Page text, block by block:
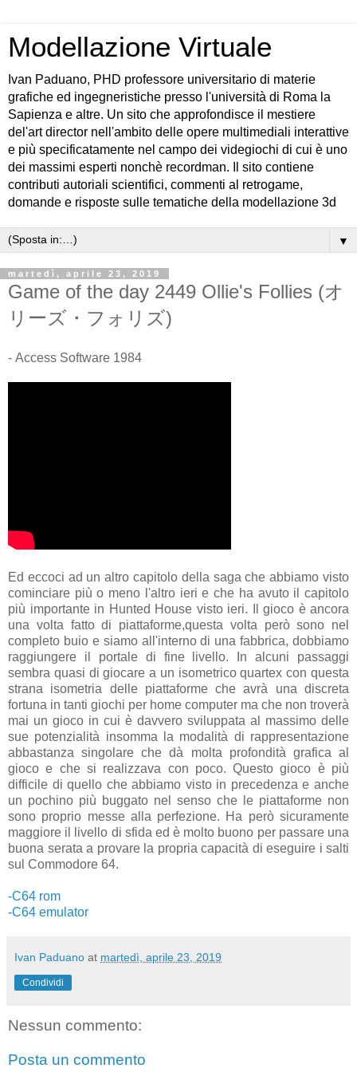
Modellazione Virtuale
Ivan Paduano, PHD professore universitario di materie
grafiche ed ingegneristiche presso l'università di Roma la
Sapienza e altre. Un sito che approfondisce il mestiere
del'art director nell'ambito delle opere multimediali interattive
e più specificatamente nel campo dei videgiochi di cui è uno
dei massimi esperti nonchè recordman. Il sito contiene
contributi autoriali scientifici, commenti al retrogame,
domande e risposte sulle tematiche della modellazione 3d
▼
martedì, aprile 23, 2019
Game of the day 2449 Ollie's Follies (オ
リーズ・フォリズ)
- Access Software 1984
Ed eccoci ad un altro capitolo della saga che abbiamo visto
cominciare più o meno l'altro ieri e che ha avuto il capitolo
più importante in Hunted House visto ieri. Il gioco è ancora
una volta fatto di piattaforme,questa volta però sono nel
completo buio e siamo all'interno di una fabbrica, dobbiamo
raggiungere il portale di fine livello. In alcuni passaggi
sembra quasi di giocare a un isometrico quartex con questa
strana isometria delle piattaforme che avrà una discreta
fortuna in tanti giochi per home computer ma che non troverà
mai un gioco in cui è davvero sviluppata al massimo delle
sue potenzialità insomma la modalità di rappresentazione
abbastanza singolare che dà molta profondità grafica al
gioco e che si realizzava con poco. Questo gioco è più
difficile di quello che abbiamo visto in precedenza e anche
un pochino più buggato nel senso che le piattaforme non
sono proprio messe alla perfezione. Ha però sicuramente
maggiore il livello di sfida ed è molto buono per passare una
buona serata a provare la propria capacità di eseguire i salti
sul Commodore 64.
-C64 rom
-C64 emulator
Ivan Paduano at martedì, aprile 23, 2019
Condividi
Nessun commento:
Posta un commento